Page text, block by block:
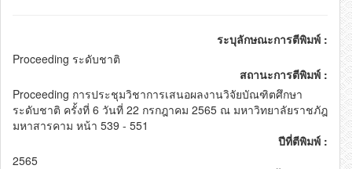
ระบุลักษณะการตีพิมพ์ :
Proceeding ระดับชาติ
สถานะการตีพิมพ์ :
Proceeding การประชุมวิชาการเสนอผลงานวิจัยบัณฑิตศึกษา
ระดับชาติ ครั้งที่ 6 วันที่ 22 กรกฎาคม 2565 ณ มหาวิทยาลัยราชภัฎ
มหาสารคาม หน้า 539 - 551
ปีที่ตีพิมพ์ :
2565